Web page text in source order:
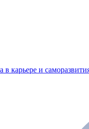
карьере и